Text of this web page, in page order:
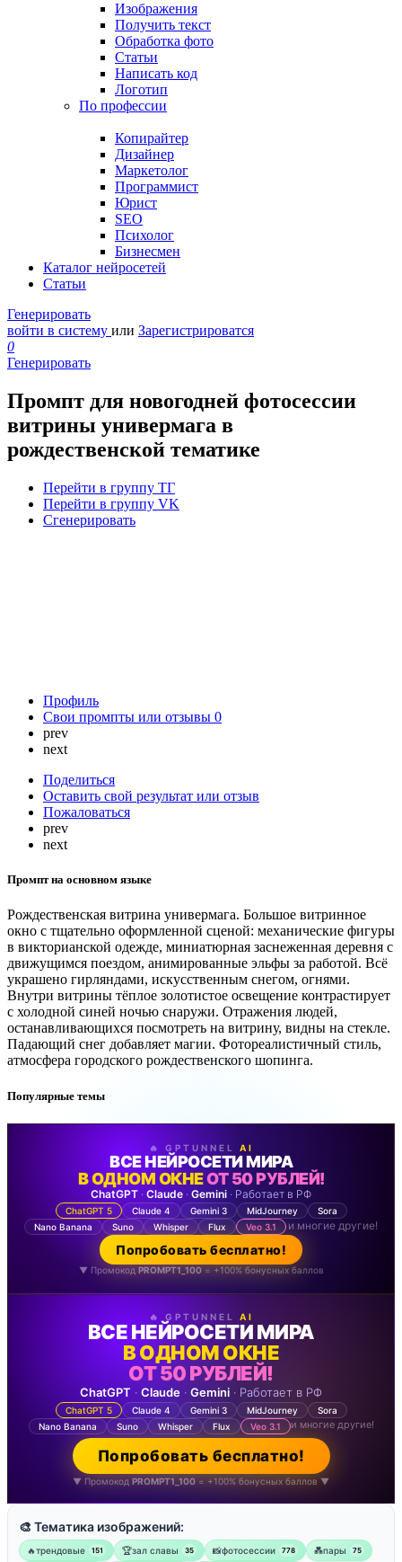
Изображения
Получить текст
Обработка фото
Статьи
Написать код
Логотип
По профессии
Копирайтер
Дизайнер
Маркетолог
Программист
Юрист
SEO
Психолог
Бизнесмен
Каталог нейросетей
Статьи
Генерировать
войти в систему или Зарегистрироватся
0
Генерировать
Промпт для новогодней фотосессии
витрины универмага в
рождественской тематике
Перейти в группу ТГ
Перейти в группу VK
Сгенерировать
Профиль
Свои промпты или отзывы 0
prev
next
Поделиться
Оставить свой результат или отзыв
Пожаловаться
prev
next
Промпт на основном языке
Рождественская витрина универмага. Большое витринное
окно с тщательно оформленной сценой: механические фигуры
в викторианской одежде, миниатюрная заснеженная деревня с
движущимся поездом, анимированные эльфы за работой. Всё
украшено гирляндами, искусственным снегом, огнями.
Внутри витрины тёплое золотистое освещение контрастирует
с холодной синей ночью снаружи. Отражения людей,
останавливающихся посмотреть на витрину, видны на стекле.
Падающий снег добавляет магии. Фотореалистичный стиль,
атмосфера городского рождественского шопинга.
Популярные темы
🔥 GPTUNNEL AI
ВСЕ НЕЙРОСЕТИ МИРА
В ОДНОМ ОКНЕОТ 50 РУБЛЕЙ!
ChatGPT · Claude · Gemini · Работает в РФ
ChatGPT 5 Claude 4 Gemini 3 MidJourney
Sora
Nano Banana
Suno Whisper Flux Veo 3.1 и многие другие!
Попробовать бесплатно!
▼ Промокод PROMPT1_100= +100% бонусных баллов
🔥 GPTUNNEL AI
ВСЕ НЕЙРОСЕТИ МИРА
В ОДНОМ ОКНЕ
ОТ 50 РУБЛЕЙ!
ChatGPT · Claude · Gemini · Работает в РФ
ChatGPT 5 Claude 4 Gemini 3 MidJourney
Sora
Nano Banana
Suno Whisper Flux Veo 3.1 и многие другие!
Попробовать бесплатно!
▼ Промокод PROMPT1_100 = +100% бонусных баллов ▼
🎨 Тематика изображений:
🔥трендовые 151 🏆зал славы 35 📸фотосессии 778 💑пары 75